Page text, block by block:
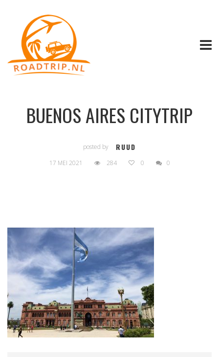
BUENOS AIRES CITYTRIP
posted by RUUD
17 MEI 2021 284 0 0